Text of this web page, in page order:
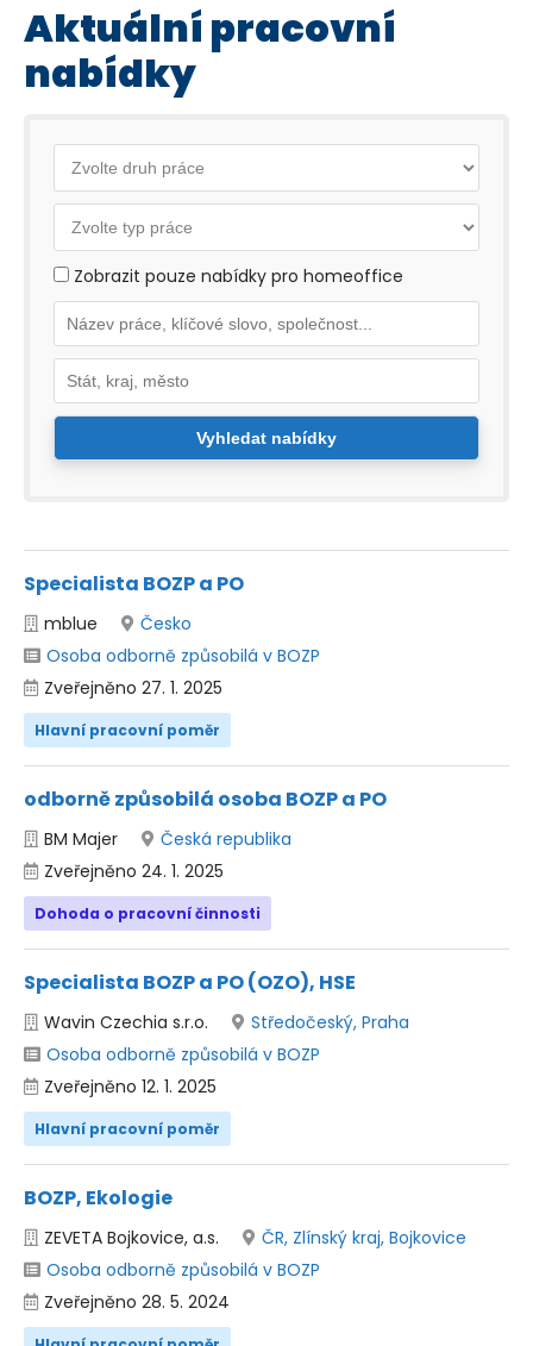
Aktuální pracovní
nabídky
Zobrazit pouze nabídky pro homeoffice
Specialista BOZP a PO
mblue
Česko
Osoba odborně způsobilá v BOZP
Zveřejněno 27. 1. 2025
Hlavní pracovní poměr
odborně způsobilá osoba BOZP a PO
BM Majer
Česká republika
Zveřejněno 24. 1. 2025
Dohoda o pracovní činnosti
Specialista BOZP a PO (OZO), HSE
Wavin Czechia s.r.o.
Středočeský, Praha
Osoba odborně způsobilá v BOZP
Zveřejněno 12. 1. 2025
Hlavní pracovní poměr
BOZP, Ekologie
ZEVETA Bojkovice, a.s.
ČR, Zlínský kraj, Bojkovice
Osoba odborně způsobilá v BOZP
Zveřejněno 28. 5. 2024